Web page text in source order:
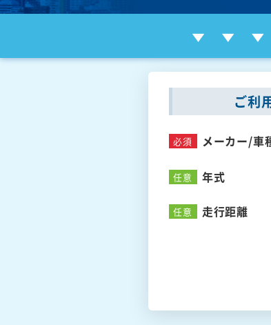
ご利
必須 メーカー/車
任意 年式
任意 走行距離